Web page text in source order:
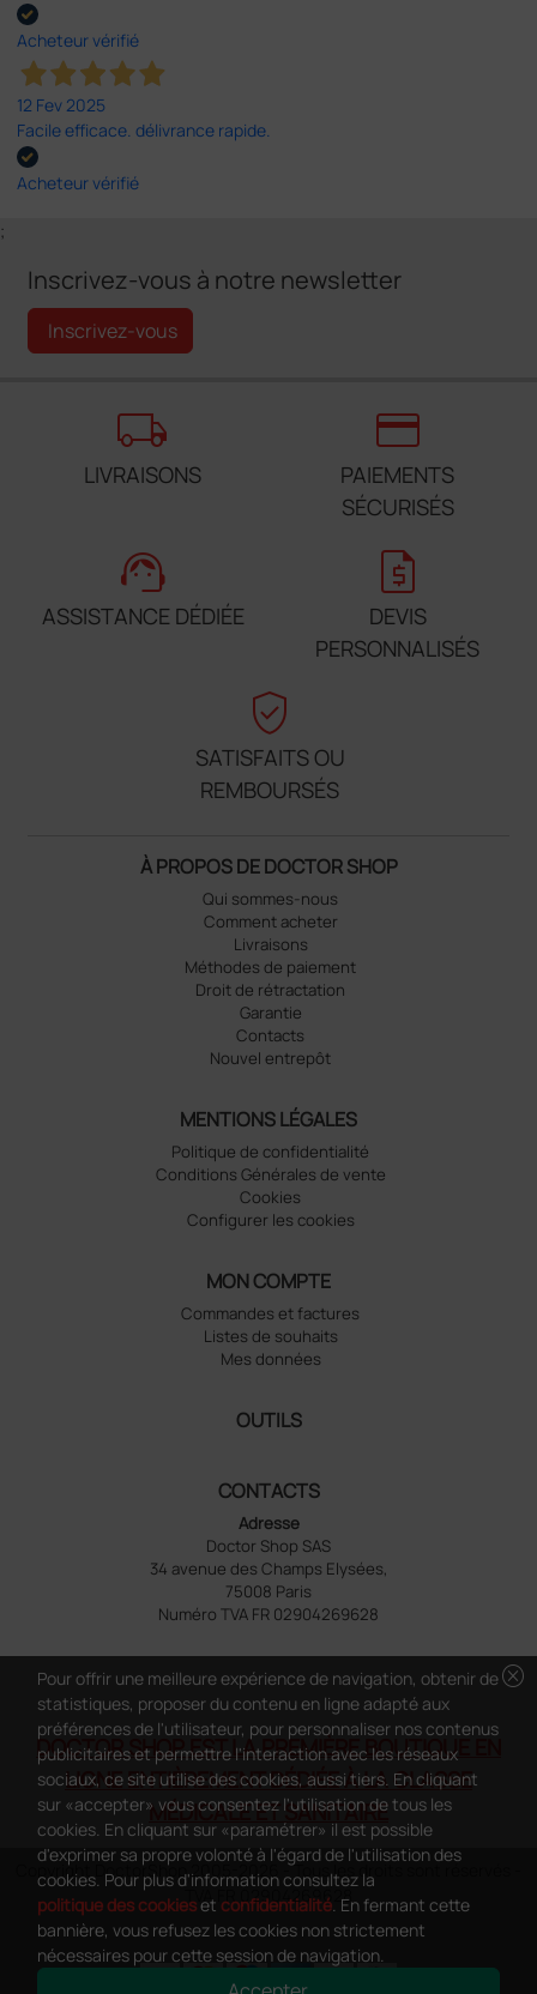
Acheteur vérifié
12 Fev 2025
Facile efficace. délivrance rapide.
Acheteur vérifié
;
Inscrivez-vous à notre newsletter
Inscrivez-vous
local_shipping
LIVRAISONS
credit_card
PAIEMENTS
SÉCURISÉS
support_agent
ASSISTANCE DÉDIÉE
request_quote
DEVIS
PERSONNALISÉS
verified_user
SATISFAITS OU
REMBOURSÉS
À PROPOS DE DOCTOR SHOP
Qui sommes-nous
Comment acheter
Livraisons
Méthodes de paiement
Droit de rétractation
Garantie
Contacts
Nouvel entrepôt
MENTIONS LÉGALES
Politique de confidentialité
Conditions Générales de vente
Cookies
Configurer les cookies
MON COMPTE
Commandes et factures
Listes de souhaits
Mes données
OUTILS
CONTACTS
Adresse
Doctor Shop SAS
34 avenue des Champs Elysées,
75008 Paris
Numéro TVA FR 02904269628
DOCTOR SHOP EST LA PREMIÈRE BOUTIQUE EN
LIGNE ENTIÈREMENT DÉDIÉE À LA CLASSE
MÉDICALE ET SANITAIRE
Copyright DoctorShop 2005-2026 - Tous les droits sont réservés -
TVA FR 02904269628
cancel
Pour offrir une meilleure expérience de navigation, obtenir de
statistiques, proposer du contenu en ligne adapté aux
préférences de l'utilisateur, pour personnaliser nos contenus
publicitaires et permettre l'interaction avec les réseaux
sociaux, ce site utilise des cookies, aussi tiers. En cliquant
sur «accepter» vous consentez l'utilisation de tous les
cookies. En cliquant sur «paramétrer» il est possible
d'exprimer sa propre volonté à l'égard de l'utilisation des
cookies. Pour plus d'information consultez la
politique des cookieset confidentialité. En fermant cette
bannière, vous refusez les cookies non strictement
nécessaires pour cette session de navigation.